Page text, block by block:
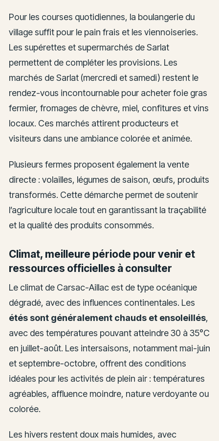
Pour les courses quotidiennes, la boulangerie du
village suffit pour le pain frais et les viennoiseries.
Les supérettes et supermarchés de Sarlat
permettent de compléter les provisions. Les
marchés de Sarlat (mercredi et samedi) restent le
rendez-vous incontournable pour acheter foie gras
fermier, fromages de chèvre, miel, confitures et vins
locaux. Ces marchés attirent producteurs et
visiteurs dans une ambiance colorée et animée.
Plusieurs fermes proposent également la vente
directe : volailles, légumes de saison, œufs, produits
transformés. Cette démarche permet de soutenir
l’agriculture locale tout en garantissant la traçabilité
et la qualité des produits consommés.
Climat, meilleure période pour venir et
ressources officielles à consulter
Le climat de Carsac-Aillac est de type océanique
dégradé, avec des influences continentales. Les
étés sont généralement chauds et ensoleillés,
avec des températures pouvant atteindre 30 à 35°C
en juillet-août. Les intersaisons, notamment mai-juin
et septembre-octobre, offrent des conditions
idéales pour les activités de plein air : températures
agréables, affluence moindre, nature verdoyante ou
colorée.
Les hivers restent doux mais humides, avec